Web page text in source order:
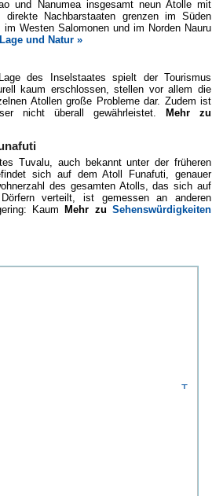
und Nanumea insgesamt neun Atolle mit
Nachbarstaaten grenzen im Süden
Westen Salomonen und im Norden Nauru
Lage und Natur »
des Inselstaates spielt der Tourismus
kaum erschlossen, stellen vor allem die
Atollen große Probleme dar. Zudem ist
nicht überall gewährleistet.
Mehr zu
Tuvalu, auch bekannt unter der früheren
sich auf dem Atoll Funafuti, genauer
des gesamten Atolls, das sich auf
verteilt, ist gemessen an anderen
Kaum
Mehr zuSehenswürdigkeiten